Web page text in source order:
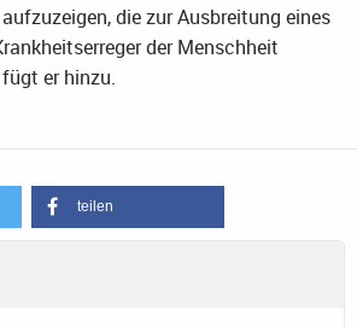
die zur Ausbreitung eines
der Menschheit
er hinzu.
teilen